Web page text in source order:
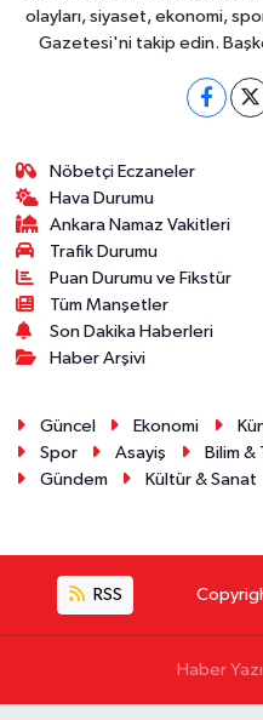
olayları, siyaset, ekonomi,
Gazetesi'ni takip edin.
Nöbetçi Eczaneler
Hava Durumu
Ankara Namaz Vakitleri
Trafik Durumu
Puan Durumu ve Fikstür
Tüm Manşetler
Son Dakika Haberleri
Haber Arşivi
Güncel Ekonomi
Spor
Asayiş Bilim &
Gündem
Kültür & Sanat
RSS
Haber